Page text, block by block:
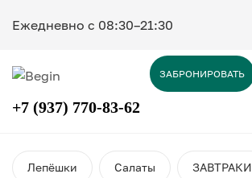
Ежедневно c 08:30–21:30
ЗАБРОНИРОВАТЬ
+7 (937) 770-83-62
Лепёшки Салаты ЗАВТРАКИ